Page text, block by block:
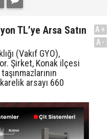
TL’ye Arsa Satın
(Vakıf GYO),
Şirket, Konak ilçesi
arsayı 660
A+
A-